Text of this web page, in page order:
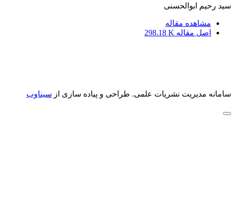
سید رحیم ابوالحسنی
مشاهده مقاله
اصل مقاله 298.18 K
سامانه مدیریت نشریات علمی. طراحی و پیاده سازی از سیناوب